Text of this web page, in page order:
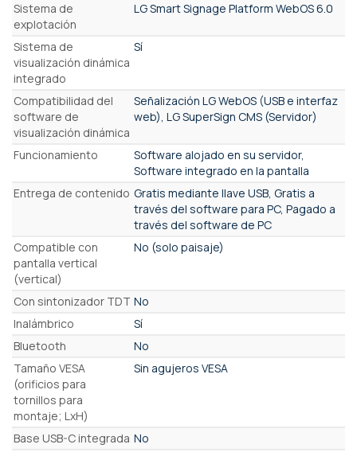
Sistema de
explotación
LG Smart Signage Platform WebOS 6.0
Sistema de
visualización dinámica
integrado
Sí
Compatibilidad del
software de
visualización dinámica
Señalización LG WebOS (USB e interfaz
web), LG SuperSign CMS (Servidor)
Funcionamiento
Software alojado en su servidor,
Software integrado en la pantalla
Entrega de contenido Gratis mediante llave USB, Gratis a
través del software para PC, Pagado a
través del software de PC
Compatible con
pantalla vertical
(vertical)
No (solo paisaje)
Con sintonizador TDT No
Inalámbrico
Sí
Bluetooth
No
Tamaño VESA
(orificios para
tornillos para
montaje; LxH)
Sin agujeros VESA
Base USB-C integrada No